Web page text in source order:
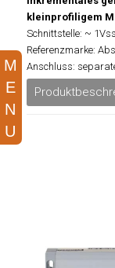
kleinprofiligem
Schnittstelle: ~ 1Vss
Referenzmarke:
Anschluss: